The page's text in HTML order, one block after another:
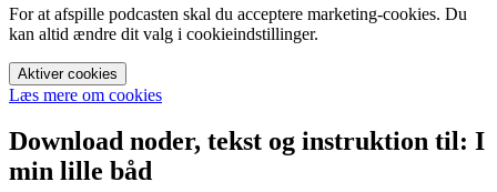
For at afspille podcasten skal du acceptere marketing-cookies. Du
kan altid ændre dit valg i cookieindstillinger.
Aktiver cookies
Læs mere om cookies
Download noder, tekst og instruktion til: I
min lille båd